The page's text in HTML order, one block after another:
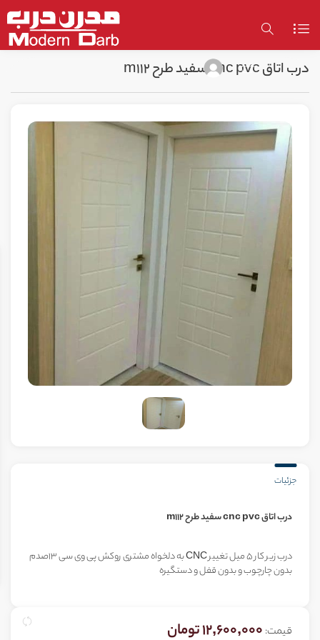
درب اتاق cnc pvc سفید طرح m112
جزئیات
درب اتاق cnc pvc سفید طرح m112
درب زیر کار 5 میل تغییر CNC به دلخواه مشتری روکش پی وی سی 13صدم
بدون چارچوب و بدون قفل و دستگیره
قیمت: 12,600,000 تومان